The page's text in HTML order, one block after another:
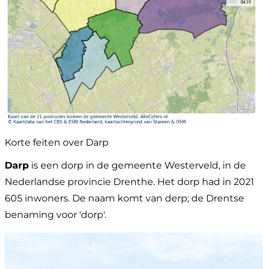
Korte feiten over Darp
Darp is een dorp in de gemeente Westerveld, in de
Nederlandse provincie Drenthe. Het dorp had in 2021
605 inwoners. De naam komt van derp; de Drentse
benaming voor 'dorp'.